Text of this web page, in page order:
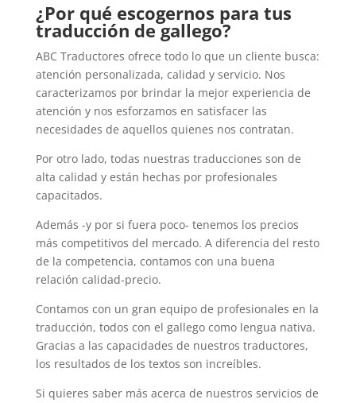
¿Por qué escogernos para tus
traducción de gallego?
ABC Traductores ofrece todo lo que un cliente busca:
atención personalizada, calidad y servicio. Nos
caracterizamos por brindar la mejor experiencia de
atención y nos esforzamos en satisfacer las
necesidades de aquellos quienes nos contratan.
Por otro lado, todas nuestras traducciones son de
alta calidad y están hechas por profesionales
capacitados.
Además -y por si fuera poco- tenemos los precios
más competitivos del mercado. A diferencia del resto
de la competencia, contamos con una buena
relación calidad-precio.
Contamos con un gran equipo de profesionales en la
traducción, todos con el gallego como lengua nativa.
Gracias a las capacidades de nuestros traductores,
los resultados de los textos son increíbles.
Si quieres saber más acerca de nuestros servicios de